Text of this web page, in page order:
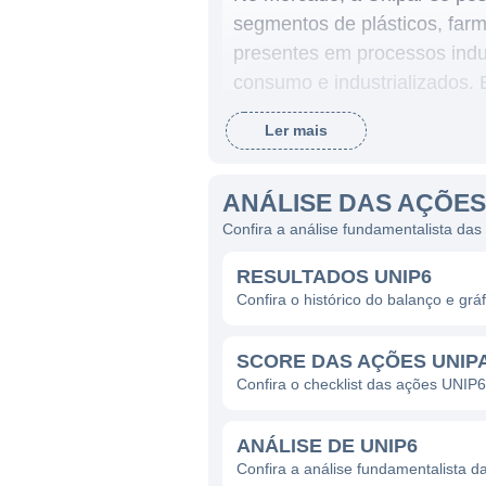
segmentos de plásticos,
presentes em processos
consumo e industrializados.
desde a produção de
A Unipar opera em várias
intermediários na produção
produtos sustentáveis e na
Geograficamente, a Unipar
permitem eficiência
Ler mais
ANÁLISE DAS
Confira a análise fundamentalista
RESULTADOS UNIP6
Confira o histórico do balanço e
SCORE DAS AÇÕES
Confira o checklist das ações UNIP6
ANÁLISE DE UNIP6
Confira a análise fundamentalista